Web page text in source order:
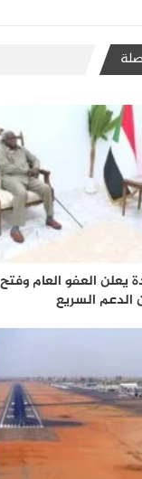
يعلن العفو العام وفتح
الدعم السريع